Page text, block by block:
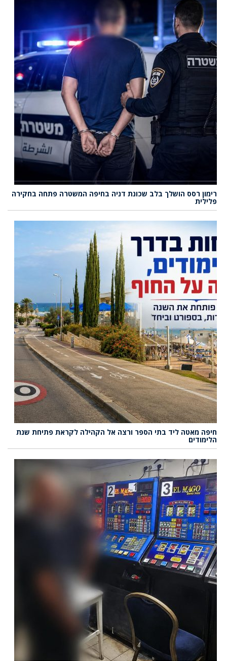
רימון רסס הושלך בלב שכונת דניה בחיפה המשטרה פתחה בחקירה
פלילית
חיפה מאטה ליד בתי הספר ורצה אל הקהילה לקראת פתיחת שנת
הלימודים